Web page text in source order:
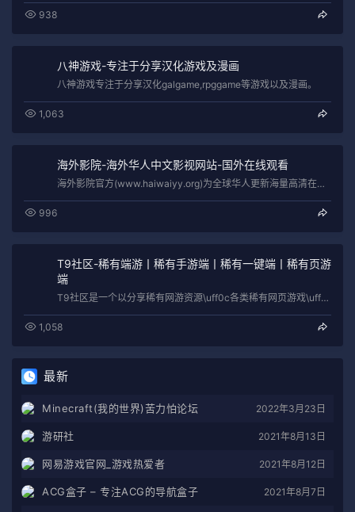
938
八神游戏-专注于分享汉化游戏及漫画
八神游戏专注于分享汉化galgame,rpggame等游戏以及漫画。
1,063
海外影院-海外华人中文影视网站-国外在线观看
海外影院官方(www.haiwaiyy.org)为全球华人更新海量高清在线视频影视资源,手机在线播放迅雷下载, 2018最新好看的电…
996
T9社区-稀有端游丨稀有手游端丨稀有一键端丨稀有页游
端
T9社区是一个以分享稀有网游资源\uff0c各类稀有网页游戏\uff0c游戏技术教程于一体的社区\uff0c各类稀有游戏资源尽T9社…
1,058
最新
Minecraft(我的世界)苦力怕论坛 2022年3月23日
游研社 2021年8月13日
网易游戏官网_游戏热爱者 2021年8月12日
ACG盒子 – 专注ACG的导航盒子 2021年8月7日